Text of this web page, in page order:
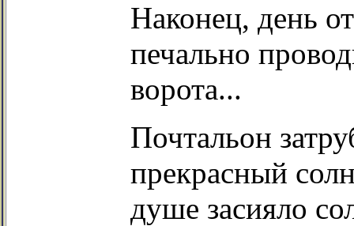
Наконец, день
печально
ворота...
Почтальон
прекрасный
душе засияло